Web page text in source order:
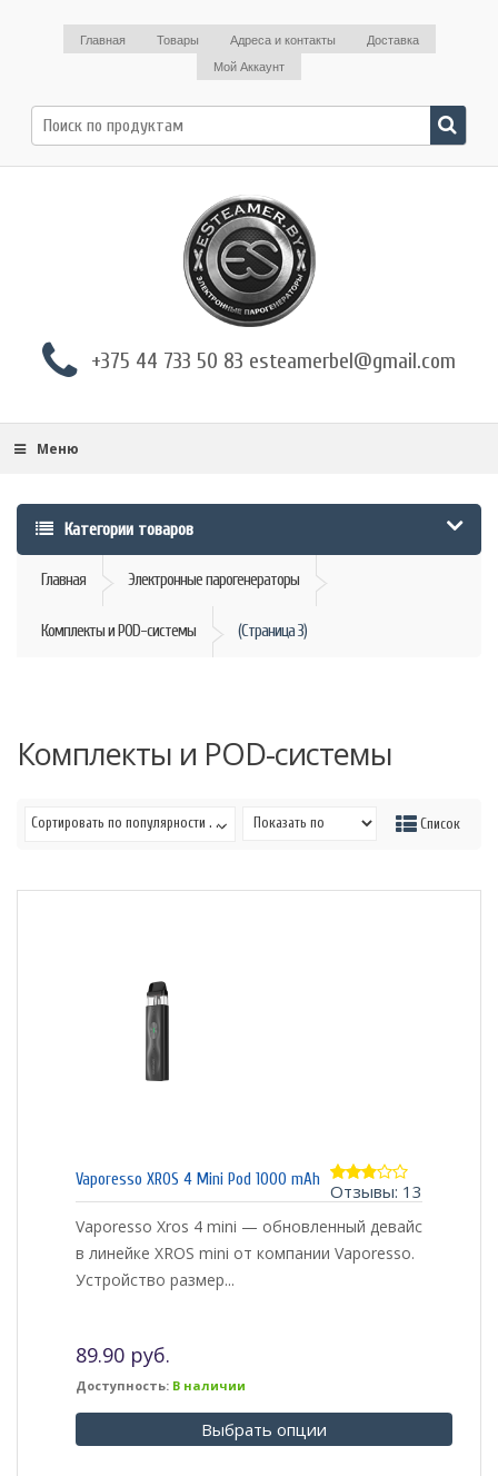
Главная Товары Адреса и контакты
Доставка
Мой Аккаунт
Поиск
по:
+375 44 733 50 83 esteamerbel@gmail.com
Меню
Категории товаров
Главная Электронные парогенераторы
Комплекты и POD-системы (Страница 3)
Комплекты и POD-системы
Сортировать по популярности . . . Сетка Список
2.77
Отзывы: 13
Vaporesso XROS 4 Mini Pod 1000 mAh
Vaporesso Xros 4 mini — обновленный девайс
в линейке XROS mini от компании Vaporesso.
Устройство размер...
89.90 руб.
Доступность: В наличии
Выбрать опции